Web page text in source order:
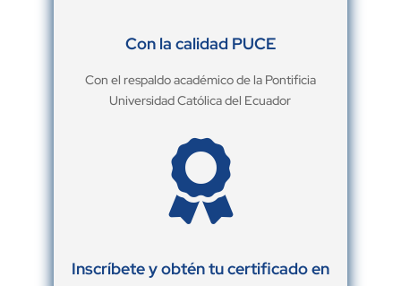
Con la calidad PUCE
Con el respaldo académico de la Pontificia
Universidad Católica del Ecuador

Inscríbete y obtén tu certificado en